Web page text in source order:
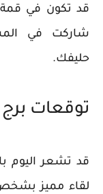
قد تكون في قمة
شاركت في
حليفك.
توقعات
قد تشعر اليوم
لقاء مميز